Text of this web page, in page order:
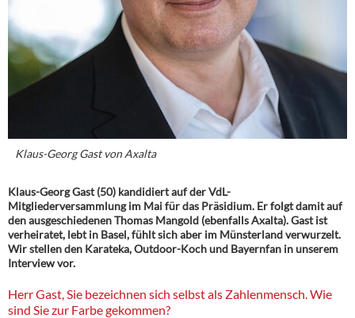
Klaus-Georg Gast von Axalta
Klaus-Georg Gast (50) kandidiert auf der VdL-
Mitgliederversammlung im Mai für das Präsidium. Er folgt damit auf
den ausgeschiedenen Thomas Mangold (ebenfalls Axalta). Gast ist
verheiratet, lebt in Basel, fühlt sich aber im Münsterland verwurzelt.
Wir stellen den Karateka, Outdoor-Koch und Bayernfan in unserem
Interview vor.
Herr Gast, Sie bezeichnen sich selbst als Zahlenmensch. Wie
sind Sie zur Farbe gekommen?